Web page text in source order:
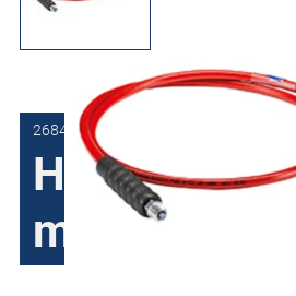
2684-0400-10-00
mit 3/8" BSPT